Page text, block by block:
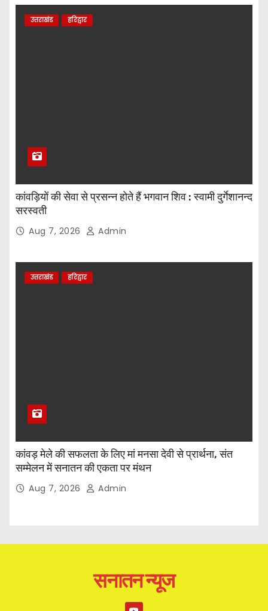
उत्तराखंड हरिद्वार
कांवड़ियों की सेवा से प्रसन्न होते हैं भगवान शिव : स्वामी दुर्गेशानन्द
सरस्वती
Aug 7, 2026 Admin
उत्तराखंड हरिद्वार
कांवड़ मेले की सफलता के लिए मां मनसा देवी से प्रार्थना, संत
सम्मेलन में सनातन की एकता पर मंथन
Aug 7, 2026 Admin
सनातन न्यूज